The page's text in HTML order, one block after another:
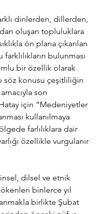
dinlerden, dillerden,
oluşan topluluklara
ön plana çıkarılan
bulunması
bir özellik olarak
söz konusu çeşitliliğin
son
için “Medeniyetler
kullanılmaya
farlılıklara dair
özellikle vurgulanır
dilsel ve etnik
binlerce yıl
birlikte Şubat